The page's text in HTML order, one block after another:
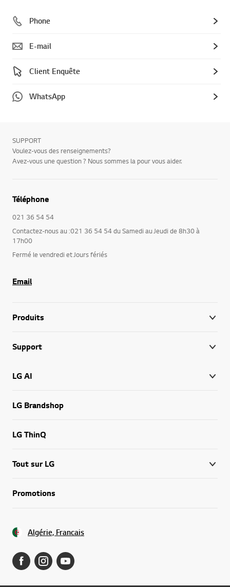
Phone
E-mail
Client Enquête
WhatsApp
SUPPORT
Voulez-vous des renseignements?
Avez-vous une question ? Nous sommes la pour vous aider.
Téléphone
021 36 54 54
Contactez-nous au :021 36 54 54 du Samedi au Jeudi de 8h30 à
17h00
Fermé le vendredi et Jours fériés
Email
Produits
Support
LG AI
LG Brandshop
LG ThinQ
Tout sur LG
Promotions
Algérie, Francais